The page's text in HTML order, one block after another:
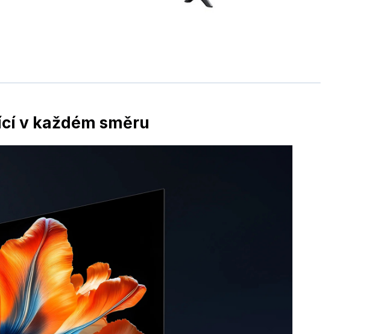
v každém směru